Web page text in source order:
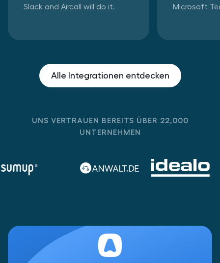
Slack and Aircall will do it.
Microsoft
Alle Integrationen entdecken
UNS VERTRAUEN BEREITS ÜBER 22,000
UNTERNEHMEN